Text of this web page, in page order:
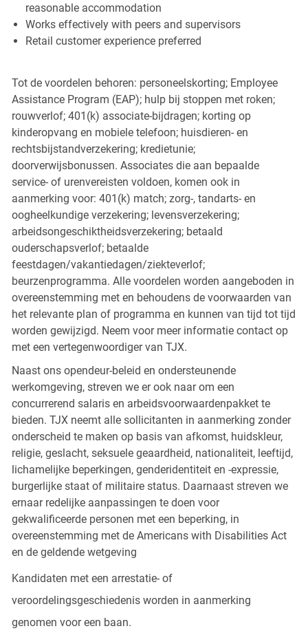
reasonable accommodation
Works effectively with peers and supervisors
Retail customer experience preferred
Tot de voordelen behoren: personeelskorting; Employee
Assistance Program (EAP); hulp bij stoppen met roken;
rouwverlof; 401(k) associate-bijdragen; korting op
kinderopvang en mobiele telefoon; huisdieren- en
rechtsbijstandverzekering; kredietunie;
doorverwijsbonussen. Associates die aan bepaalde
service- of urenvereisten voldoen, komen ook in
aanmerking voor: 401(k) match; zorg-, tandarts- en
oogheelkundige verzekering; levensverzekering;
arbeidsongeschiktheidsverzekering; betaald
ouderschapsverlof; betaalde
feestdagen/vakantiedagen/ziekteverlof;
beurzenprogramma. Alle voordelen worden aangeboden in
overeenstemming met en behoudens de voorwaarden van
het relevante plan of programma en kunnen van tijd tot tijd
worden gewijzigd. Neem voor meer informatie contact op
met een vertegenwoordiger van TJX.
Naast ons opendeur-beleid en ondersteunende
werkomgeving, streven we er ook naar om een
concurrerend salaris en arbeidsvoorwaardenpakket te
bieden. TJX neemt alle sollicitanten in aanmerking zonder
onderscheid te maken op basis van afkomst, huidskleur,
religie, geslacht, seksuele geaardheid, nationaliteit, leeftijd,
lichamelijke beperkingen, genderidentiteit en -expressie,
burgerlijke staat of militaire status. Daarnaast streven we
ernaar redelijke aanpassingen te doen voor
gekwalificeerde personen met een beperking, in
overeenstemming met de Americans with Disabilities Act
en de geldende wetgeving
Kandidaten met een arrestatie- of
veroordelingsgeschiedenis worden in aanmerking
genomen voor een baan.